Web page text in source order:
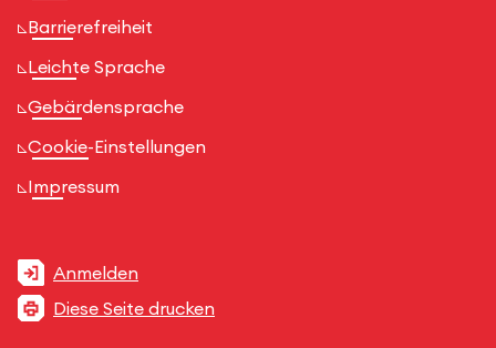
Barrierefreiheit
Leichte Sprache
Gebärdensprache
Cookie-Einstellungen
Impressum
Anmelden
Diese Seite drucken